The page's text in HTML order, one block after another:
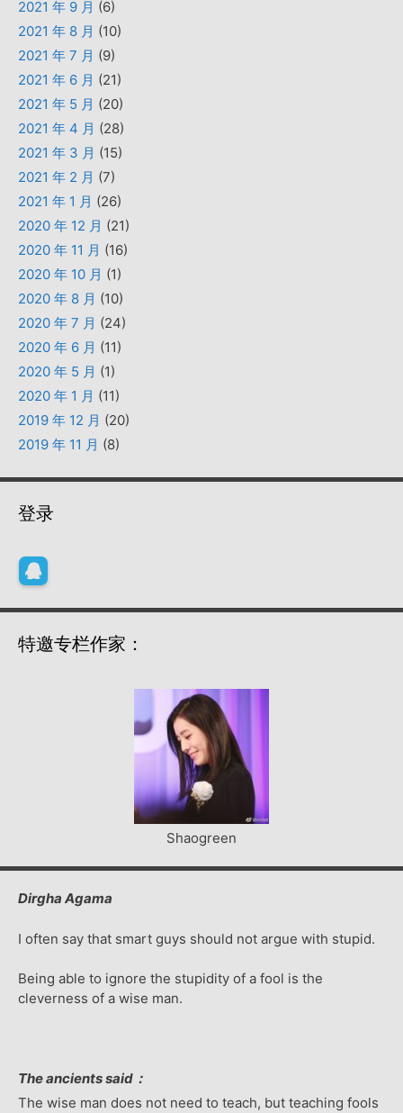
2021 年 9 月 (6)
2021 年 8 月 (10)
2021 年 7 月 (9)
2021 年 6 月 (21)
2021 年 5 月 (20)
2021 年 4 月 (28)
2021 年 3 月 (15)
2021 年 2 月 (7)
2021 年 1 月 (26)
2020 年 12 月 (21)
2020 年 11 月 (16)
2020 年 10 月 (1)
2020 年 8 月 (10)
2020 年 7 月 (24)
2020 年 6 月 (11)
2020 年 5 月 (1)
2020 年 1 月 (11)
2019 年 12 月 (20)
2019 年 11 月 (8)
登录
特邀专栏作家：
Shaogreen
Dirgha Agama
I often say that smart guys should not argue with stupid.
Being able to ignore the stupidity of a fool is the
cleverness of a wise man.
The ancients said：
The wise man does not need to teach, but teaching fools